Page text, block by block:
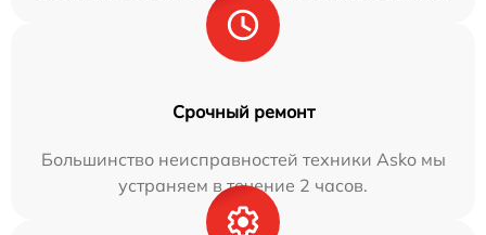
Срочный ремонт
Большинство неисправностей техники Asko мы
устраняем в течение 2 часов.